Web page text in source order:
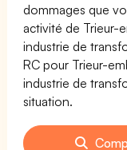
dommages que
activité de Trieur-
industrie de
RC pour Trieur-
industrie de
situation.